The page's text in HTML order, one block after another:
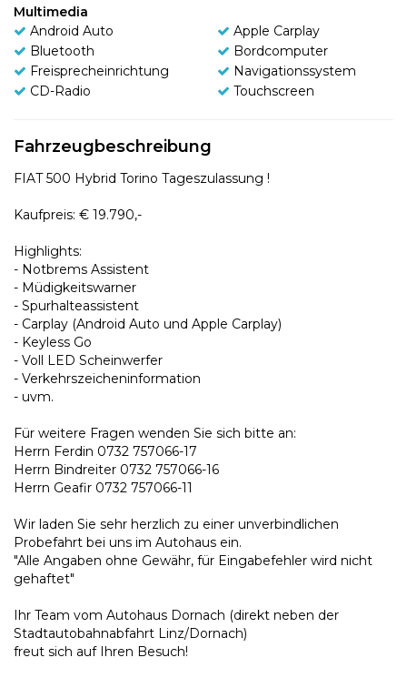
Multimedia
Android Auto
Apple Carplay
Bluetooth
Bordcomputer
Freisprecheinrichtung
Navigationssystem
CD-Radio
Touchscreen
Fahrzeugbeschreibung
FIAT 500 Hybrid Torino Tageszulassung !
Kaufpreis: € 19.790,-
Highlights:
- Notbrems Assistent
- Müdigkeitswarner
- Spurhalteassistent
- Carplay (Android Auto und Apple Carplay)
- Keyless Go
- Voll LED Scheinwerfer
- Verkehrszeicheninformation
- uvm.
Für weitere Fragen wenden Sie sich bitte an:
Herrn Ferdin 0732 757066-17
Herrn Bindreiter 0732 757066-16
Herrn Geafir 0732 757066-11
Wir laden Sie sehr herzlich zu einer unverbindlichen
Probefahrt bei uns im Autohaus ein.
"Alle Angaben ohne Gewähr, für Eingabefehler wird nicht
gehaftet"
Ihr Team vom Autohaus Dornach (direkt neben der
Stadtautobahnabfahrt Linz/Dornach)
freut sich auf Ihren Besuch!